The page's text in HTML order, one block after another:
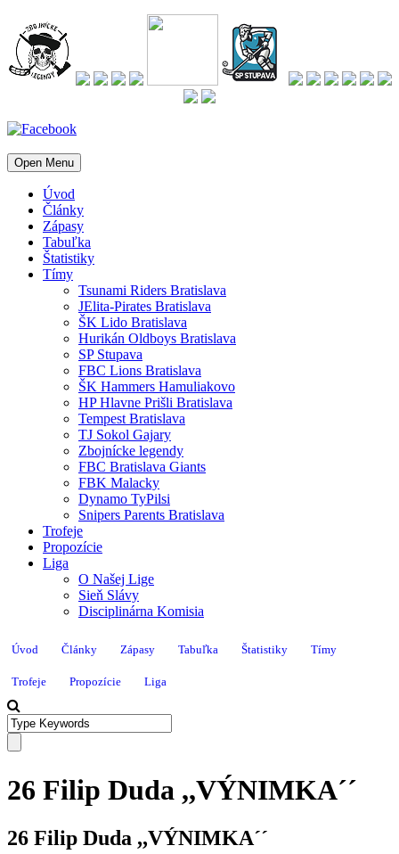
Open Menu
Úvod
Články
Zápasy
Tabuľka
Štatistiky
Tímy
Tsunami Riders Bratislava
JElita-Pirates Bratislava
ŠK Lido Bratislava
Hurikán Oldboys Bratislava
SP Stupava
FBC Lions Bratislava
ŠK Hammers Hamuliakovo
HP Hlavne Prišli Bratislava
Tempest Bratislava
TJ Sokol Gajary
Zbojnícke legendy
FBC Bratislava Giants
FBK Malacky
Dynamo TyPilsi
Snipers Parents Bratislava
Trofeje
Propozície
Liga
O Našej Lige
Sieň Slávy
Disciplinárna Komisia
Úvod Články Zápasy Tabuľka Štatistiky Tímy
Trofeje Propozície Liga
26 Filip Duda ,,VÝNIMKA´´
26 Filip Duda ,,VÝNIMKA´´